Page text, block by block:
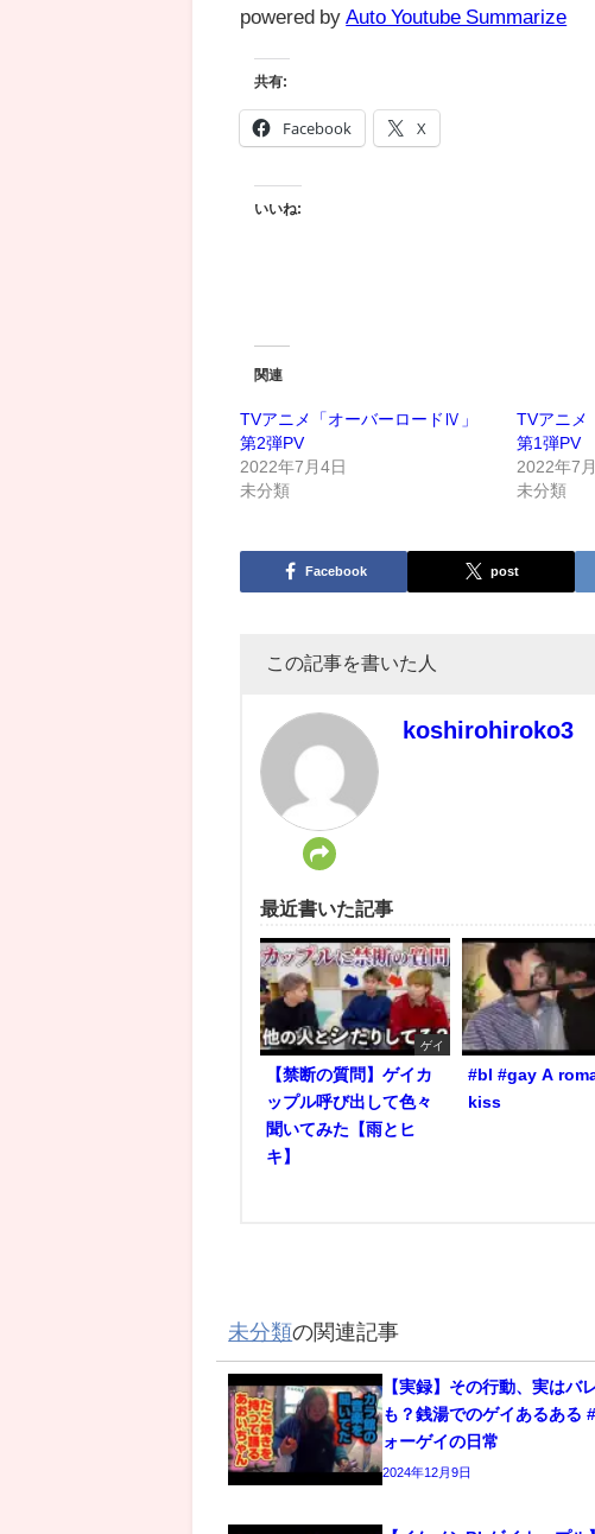
powered by Auto Youtube Summarize
共有:
Facebook X
いいね:
関連
TVアニメ「オーバーロードⅣ」
第2弾PV
2022年7月4日
未分類
TVアニメ
第1弾PV
2022年7
未分類
Facebook post
この記事を書いた人
koshirohiroko3
最近書いた記事
ゲイ
【禁断の質問】ゲイカ
ップル呼び出して色々
聞いてみた【雨とヒ
キ】
#bl #gay A
kiss
未分類の関連記事
【実録】その行動、実はバ
も？銭湯でのゲイあるある
ォーゲイの日常
2024年12月9日